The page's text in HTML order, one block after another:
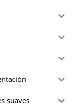
suaves